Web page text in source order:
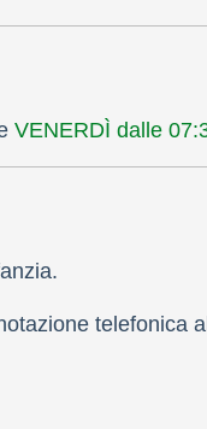
VENERDÌ dalle
telefonica